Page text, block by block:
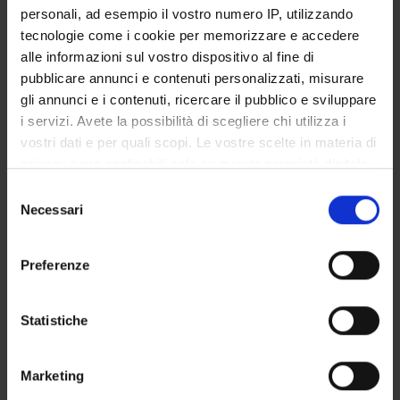
personali, ad esempio il vostro numero IP, utilizzando
tecnologie come i cookie per memorizzare e accedere
alle informazioni sul vostro dispositivo al fine di
pubblicare annunci e contenuti personalizzati, misurare
gli annunci e i contenuti, ricercare il pubblico e sviluppare
i servizi. Avete la possibilità di scegliere chi utilizza i
vostri dati e per quali scopi. Le vostre scelte in materia di
modificare o revocare il proprio consenso in qualsiasi
momento dalla Dichiarazione sui cookie o facendo clic
raccogliere informazioni sulla tua posizione
geografica, con un'approssimazione di qualche
Identificare il tuo dispositivo, scansionandolo
delNecessari
Preferenze
Statistiche
Marketing
PROJECT PARTICIPANTS
Giuseppe Lippi
Full Professor
RESEARCH AREAS INVOLVED IN THE PROJECT
Biochemistry & Molecular Biology (DBT)
Biochemistry & Molecular Biology (DBT) (DBT)
Biochemistry & Molecular Biology (DM) (DM)